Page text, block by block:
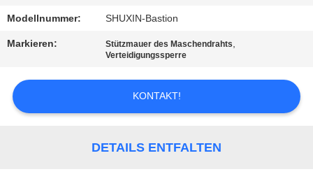
BITTE UM
EIN
SITEMAP
DATENSCHUTZRICHTLINIE
Modellnummer: SHUXIN-Bastion
Markieren: Stützmauer des Maschendrahts,
Verteidigungssperre
KONTAKT!
DETAILS ENTFALTEN